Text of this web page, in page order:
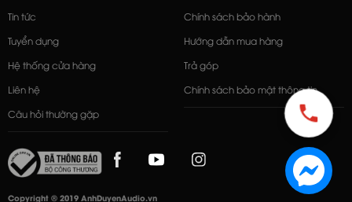
Tin tức
Tuyển dụng
Hệ thống cửa hàng
Liên hệ
Câu hỏi thường gặp
Chính sách bảo hành
Hướng dẫn mua hàng
Trả góp
Chính sách bảo mật thông tin
Copyright © 2019 AnhDuyenAudio.vn